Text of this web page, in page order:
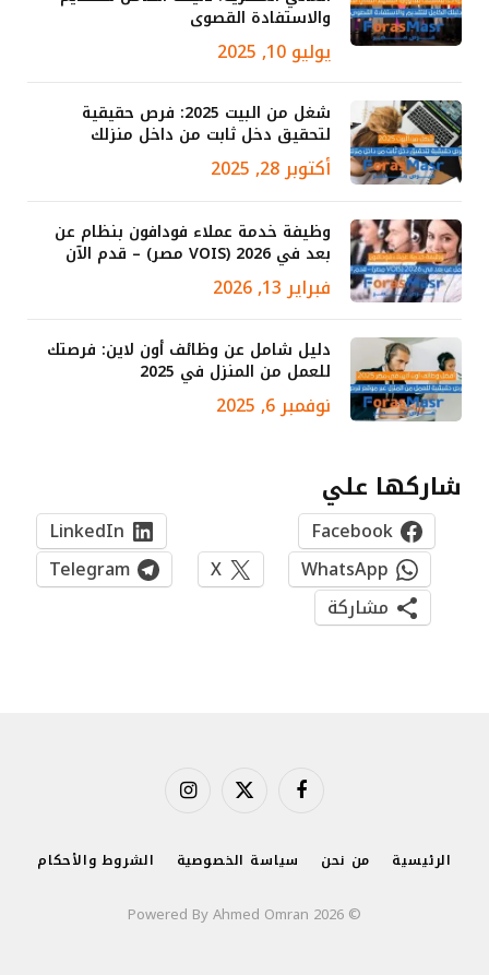
والاستفادة القصوى
يوليو 10, 2025
شغل من البيت 2025: فرص حقيقية
لتحقيق دخل ثابت من داخل منزلك
أكتوبر 28, 2025
وظيفة خدمة عملاء فودافون بنظام عن
بعد في 2026 (VOIS مصر) – قدم الآن
فبراير 13, 2026
دليل شامل عن وظائف أون لاين: فرصتك
للعمل من المنزل في 2025
نوفمبر 6, 2025
شاركها علي
Facebook
LinkedIn
WhatsApp
X
Telegram
مشاركة
فيسبوك X الانستغرام
الرئيسية من نحن سياسة الخصوصية الشروط والأحكام
© 2026 Powered By Ahmed Omran